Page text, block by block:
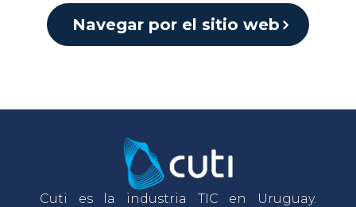
Navegar por el sitio web
Cuti es la industria TIC en Uruguay.